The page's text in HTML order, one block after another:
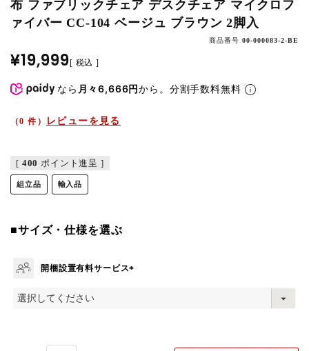
布 ファブリックチェア デスクチェア マイクロフ
ァイバー CC-104 ベージュ ブラウン 2脚入
商品番号 00-000083-2-BE
¥19,999 税込
なら 月々6,666円から。分割手数料無料
（0 件） レビューを見る
[ 400 ポイント進呈 ]
組立品 輸入品
■サイズ・仕様を選ぶ
開梱設置有料サービス